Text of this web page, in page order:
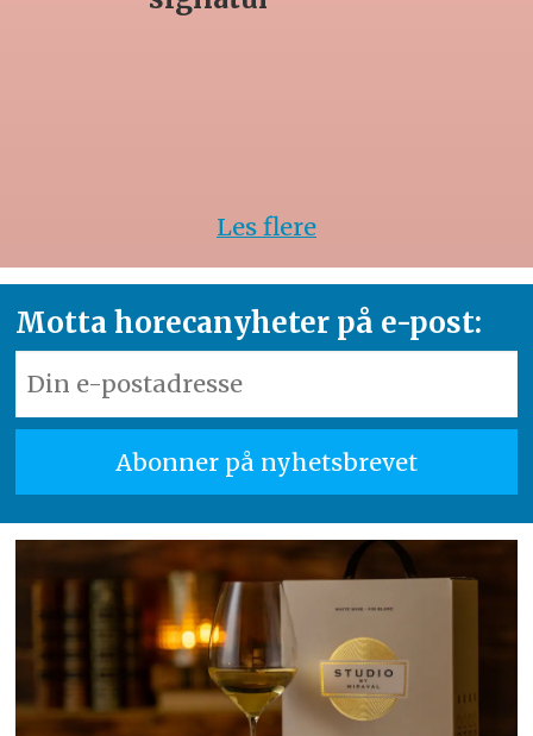
Les flere
Motta horecanyheter på e-post: